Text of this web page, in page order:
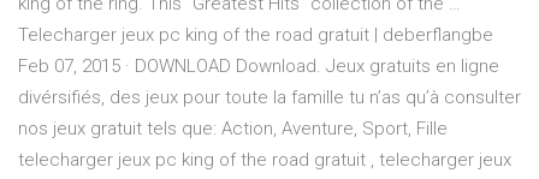
Telecharger jeux pc king of the road gratuit | deberflangbe
Feb 07, 2015 · DOWNLOAD Download. Jeux gratuits en ligne
divérsifiés, des jeux pour toute la famille tu n’as qu’à consulter
nos jeux gratuit tels que: Action, Aventure, Sport, Fille
telecharger jeux pc king of the road gratuit , telecharger jeux